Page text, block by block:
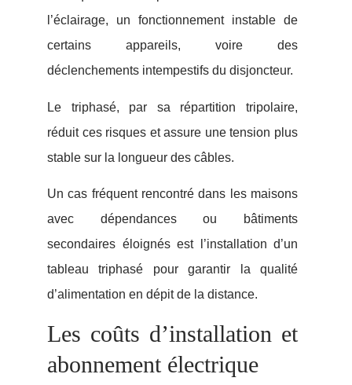
l’éclairage, un fonctionnement instable de
certains appareils, voire des
déclenchements intempestifs du disjoncteur.
Le triphasé, par sa répartition tripolaire,
réduit ces risques et assure une tension plus
stable sur la longueur des câbles.
Un cas fréquent rencontré dans les maisons
avec dépendances ou bâtiments
secondaires éloignés est l’installation d’un
tableau triphasé pour garantir la qualité
d’alimentation en dépit de la distance.
Les coûts d’installation et
abonnement électrique